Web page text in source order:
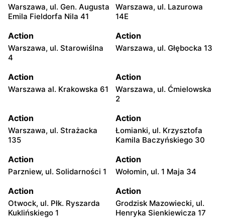
Warszawa, ul. Gen. Augusta
Emila Fieldorfa Nila 41
Warszawa, ul. Lazurowa
14E
Action
Warszawa, ul. Starowiślna
4
Action
Warszawa, ul. Głębocka 13
Action
Warszawa al. Krakowska 61
Action
Warszawa, ul. Ćmielowska
2
Action
Warszawa, ul. Strażacka
135
Action
Łomianki, ul. Krzysztofa
Kamila Baczyńskiego 30
Action
Parzniew, ul. Solidarności 1
Action
Wołomin, ul. 1 Maja 34
Action
Otwock, ul. Płk. Ryszarda
Kuklińskiego 1
Action
Grodzisk Mazowiecki, ul.
Henryka Sienkiewicza 17